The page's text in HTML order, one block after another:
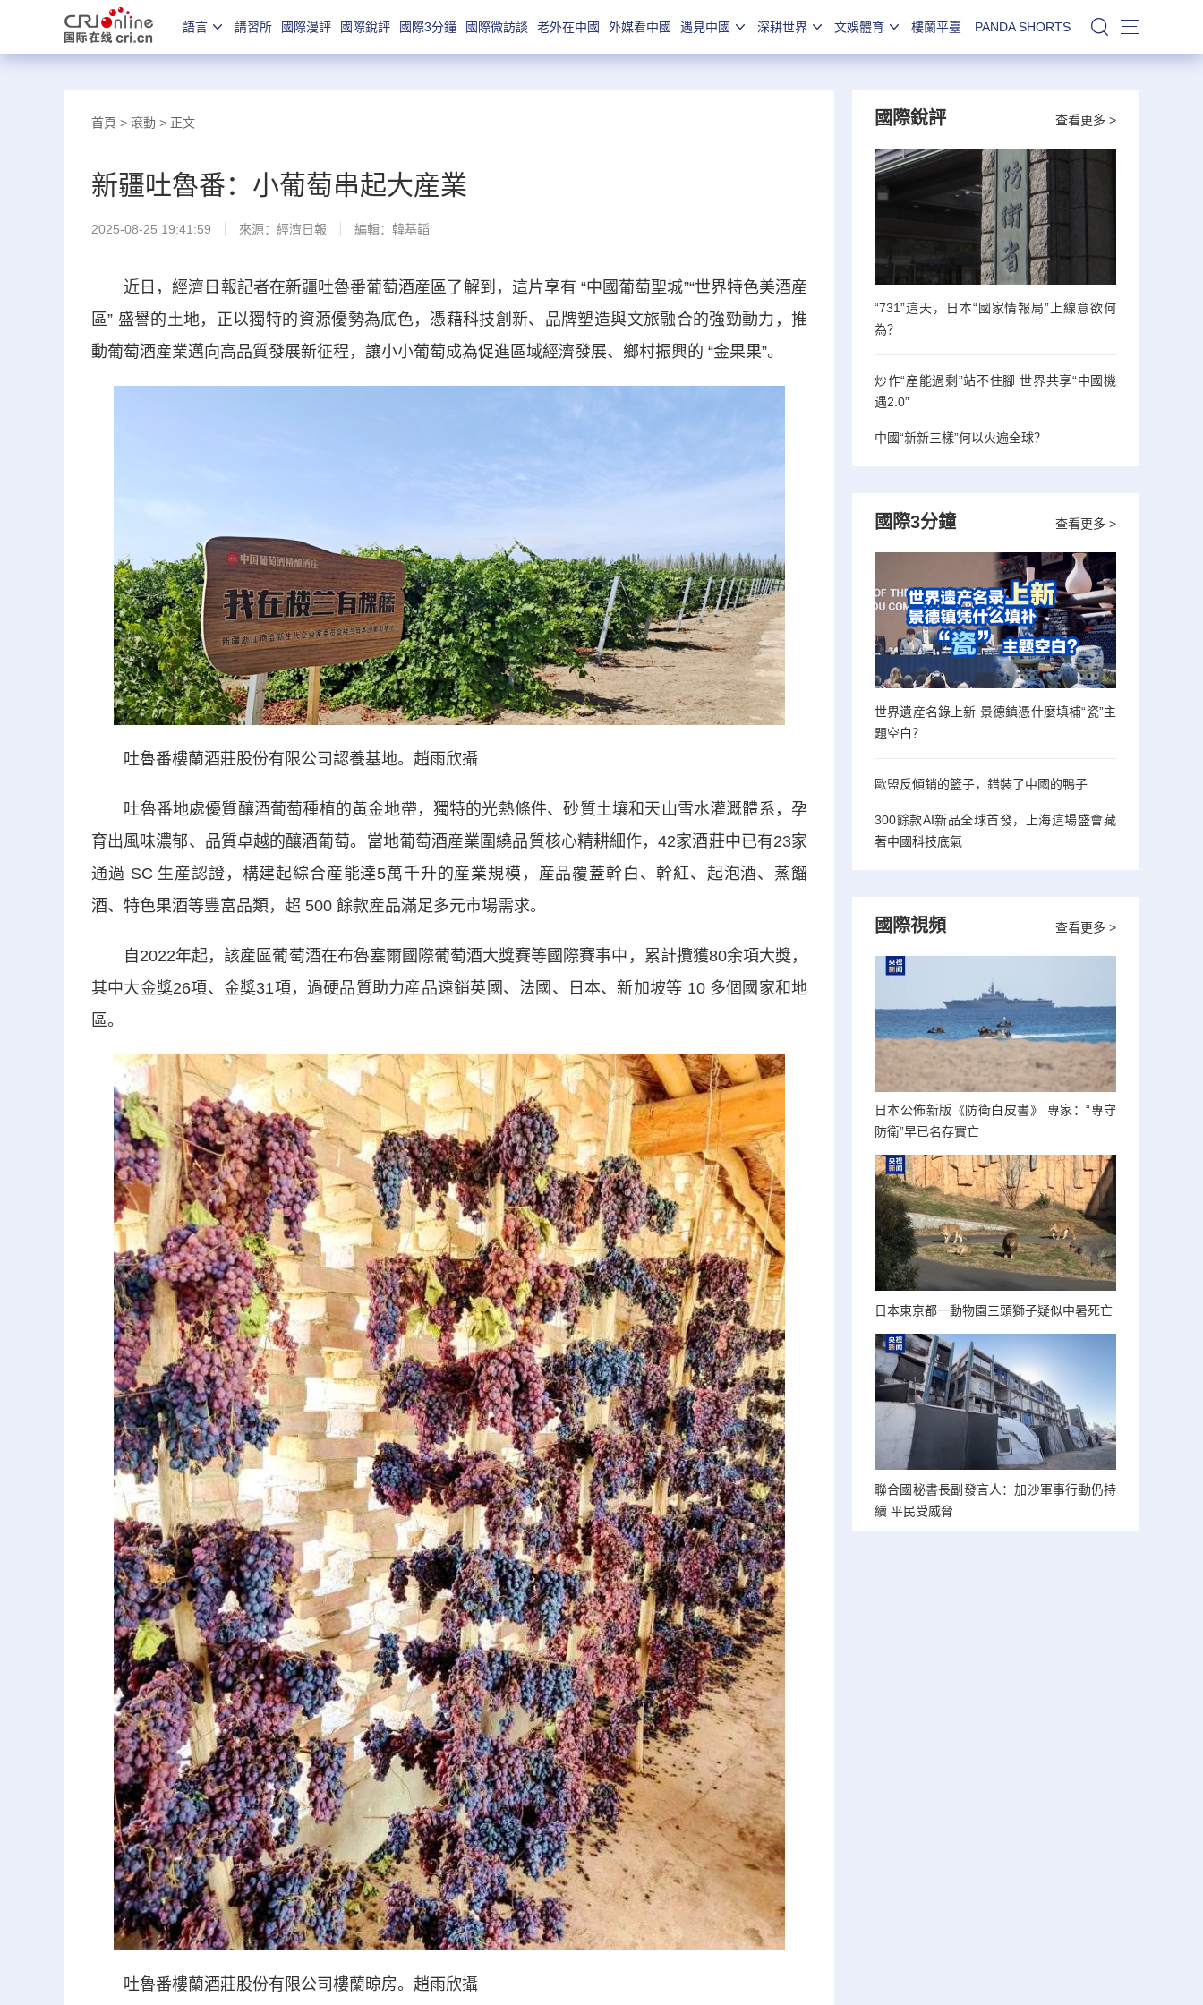
語言 講習所 國際漫評 國際銳評 國際3分鐘 國際微訪談 老外在中國 外媒看中國 遇見中國 深耕世界 文娛體育 樓蘭平臺 PANDA SHORTS 站內搜索
首頁 > 滾動 > 正文
新疆吐魯番：小葡萄串起大産業
2025-08-25 19:41:59 來源： 經濟日報 編輯：韓基韜
近日，經濟日報記者在新疆吐魯番葡萄酒産區了解到，這片享有 “中國葡萄聖城”“世界特色美酒産
區” 盛譽的土地，正以獨特的資源優勢為底色，憑藉科技創新、品牌塑造與文旅融合的強勁動力，推
動葡萄酒産業邁向高品質發展新征程，讓小小葡萄成為促進區域經濟發展、鄉村振興的 “金果果”。
吐魯番樓蘭酒莊股份有限公司認養基地。趙雨欣攝
吐魯番地處優質釀酒葡萄種植的黃金地帶，獨特的光熱條件、砂質土壤和天山雪水灌溉體系，孕
育出風味濃郁、品質卓越的釀酒葡萄。當地葡萄酒産業圍繞品質核心精耕細作，42家酒莊中已有23家
通過 SC 生産認證，構建起綜合産能達5萬千升的産業規模，産品覆蓋幹白、幹紅、起泡酒、蒸餾
酒、特色果酒等豐富品類，超 500 餘款産品滿足多元市場需求。
自2022年起，該産區葡萄酒在布魯塞爾國際葡萄酒大獎賽等國際賽事中，累計攬獲80余項大獎，
其中大金獎26項、金獎31項，過硬品質助力産品遠銷英國、法國、日本、新加坡等 10 多個國家和地
區。
吐魯番樓蘭酒莊股份有限公司樓蘭晾房。趙雨欣攝
查看更多 >
國際銳評
“731”這天，日本“國家情報局”上線意欲何
為？
炒作“産能過剩”站不住腳 世界共享“中國機
遇2.0”
中國“新新三樣”何以火遍全球？
查看更多 >
國際3分鐘
世界遺産名錄上新 景德鎮憑什麼填補“瓷”主
題空白？
歐盟反傾銷的籃子，錯裝了中國的鴨子
300餘款AI新品全球首發，上海這場盛會藏
著中國科技底氣
查看更多 >
國際視頻
日本公佈新版《防衛白皮書》 專家：“專守
防衛”早已名存實亡
日本東京都一動物園三頭獅子疑似中暑死亡
聯合國秘書長副發言人：加沙軍事行動仍持
續 平民受威脅